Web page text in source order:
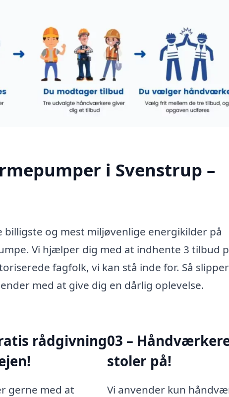
i Svenstrup –
og mest miljøvenlige energikilder på
Vi hjælper dig med at indhente 3 tilbud
fagfolk, vi kan stå inde for. Så
med at give dig en dårlig oplevelse.
rådgivning
gerne med at
03 –
stoler på!
Vi anvender kun